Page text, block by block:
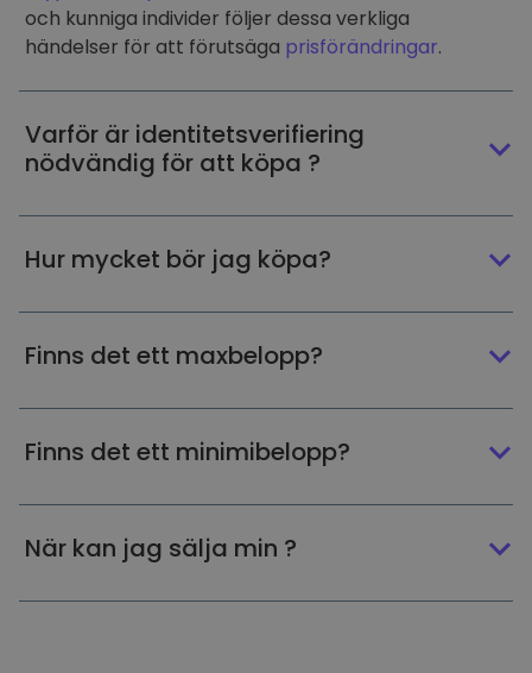
och kunniga individer följer dessa verkliga
händelser för att förutsäga prisförändringar.
Varför är identitetsverifiering
nödvändig för att köpa ?
Hur mycket bör jag köpa?
Finns det ett maxbelopp?
Finns det ett minimibelopp?
När kan jag sälja min ?